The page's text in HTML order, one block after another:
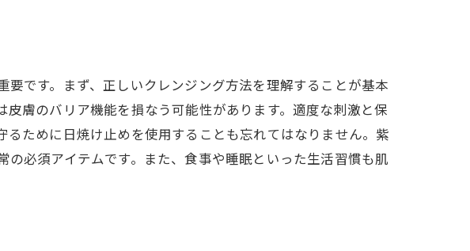
アプローチ
です。まず、正しいクレンジング方法を理解することが基本
膚のバリア機能を損なう可能性があります。適度な刺激と保
ために日焼け止めを使用することも忘れてはなりません。紫
必須アイテムです。また、食事や睡眠といった生活習慣も肌